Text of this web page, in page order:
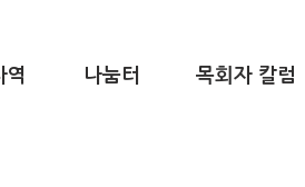
역 나눔터 목회자 칼럼